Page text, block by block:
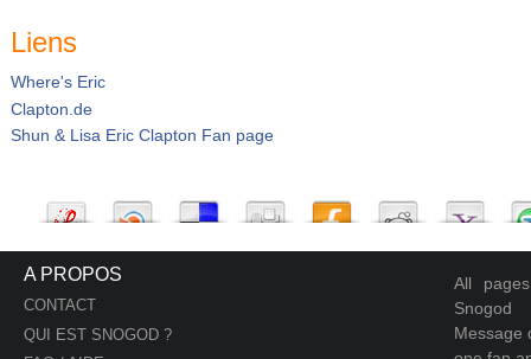
Liens
Where's Eric
Clapton.de
Shun & Lisa Eric Clapton Fan page
A PROPOS
CONTACT
QUI EST SNOGOD ?
All
Snogod
Message